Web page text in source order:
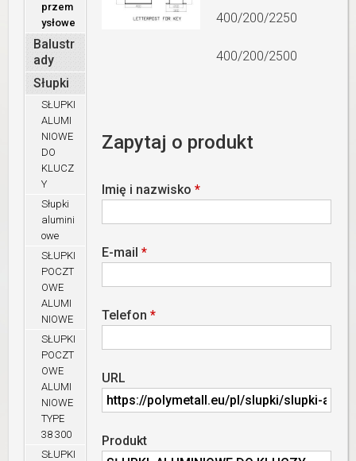
400/200/2250
400/200/2500
Zapytaj o produkt
Imię i nazwisko *
E-mail *
Telefon *
URL
Produkt
przem
ysłowe
Balustr
ady
Słupki
SŁUPKI
ALUMI
NIOWE
DO
KLUCZ
Y
Słupki
alumini
owe
SŁUPKI
POCZT
OWE
ALUMI
NIOWE
SŁUPKI
POCZT
OWE
ALUMI
NIOWE
TYPE
38 300
SŁUPKI